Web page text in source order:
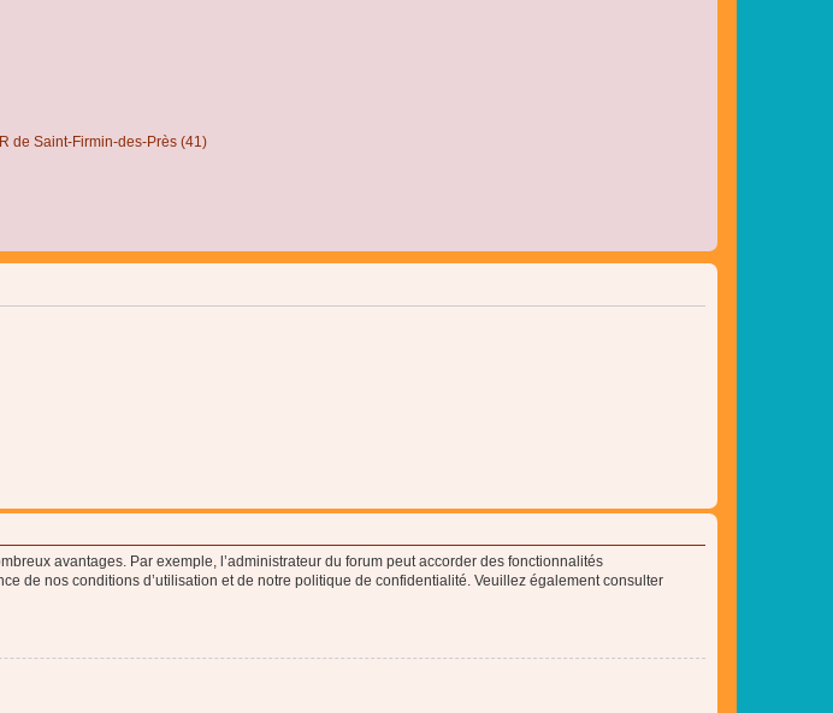
de Saint-Firmin-des-Près (41)
avantages. Par exemple, l’administrateur du forum peut accorder des fonctionnalités
de nos conditions d’utilisation et de notre politique de confidentialité. Veuillez également consulter